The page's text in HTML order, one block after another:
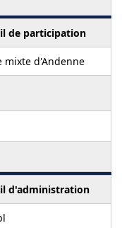
de participation
d'Andenne
d'administration